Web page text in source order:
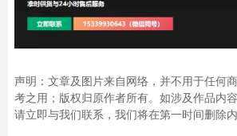
声明：文章及图片来自网络，并不用于任何
考之用；版权归原作者所有。如涉及作品内
请立即与我们联系，我们将在第一时间删除内